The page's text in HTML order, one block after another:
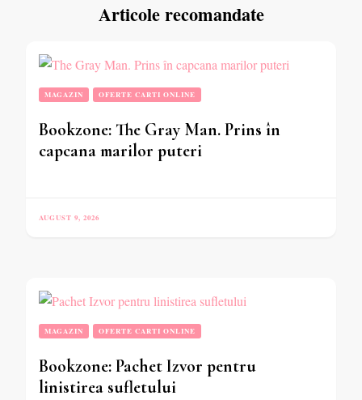
Articole recomandate
MAGAZIN OFERTE CARTI ONLINE
Bookzone: The Gray Man. Prins în
capcana marilor puteri
AUGUST 9, 2026
MAGAZIN OFERTE CARTI ONLINE
Bookzone: Pachet Izvor pentru
linistirea sufletului